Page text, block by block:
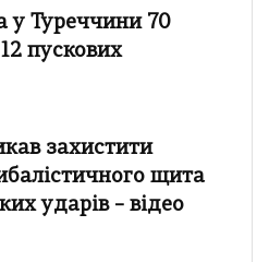
у Туреччини 70
пускових
захистити
щита
ударів – відео